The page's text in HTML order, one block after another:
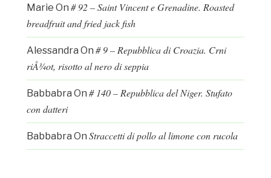
Marie On # 92 – Saint Vincent e Grenadine. Roasted
breadfruit and fried jack fish
Alessandra On # 9 – Repubblica di Croazia. Crni
riÅ¾ot, risotto al nero di seppia
Babbabra On # 140 – Repubblica del Niger. Stufato
con datteri
Babbabra On Straccetti di pollo al limone con rucola